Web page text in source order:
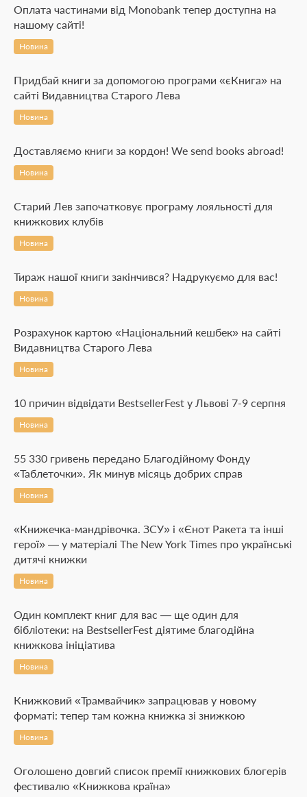
Оплата частинами від Monobank тепер доступна на
нашому сайті!
Новина
Придбай книги за допомогою програми «єКнига» на
сайті Видавництва Старого Лева
Новина
Доставляємо книги за кордон! We send books abroad!
Новина
Старий Лев започатковує програму лояльності для
книжкових клубів
Новина
Тираж нашої книги закінчився? Надрукуємо для вас!
Новина
Розрахунок картою «Національний кешбек» на сайті
Видавництва Старого Лева
Новина
10 причин відвідати BestsellerFest у Львові 7-9 серпня
Новина
55 330 гривень передано Благодійному Фонду
«Таблеточки». Як минув місяць добрих справ
Новина
«Книжечка-мандрівочка. ЗСУ» і «Єнот Ракета та інші
герої» — у матеріалі The New York Times про українські
дитячі книжки
Новина
Один комплект книг для вас — ще один для
бібліотеки: на BestsellerFest діятиме благодійна
книжкова ініціатива
Новина
Книжковий «Трамвайчик» запрацював у новому
форматі: тепер там кожна книжка зі знижкою
Новина
Оголошено довгий список премії книжкових блогерів
фестивалю «Книжкова країна»